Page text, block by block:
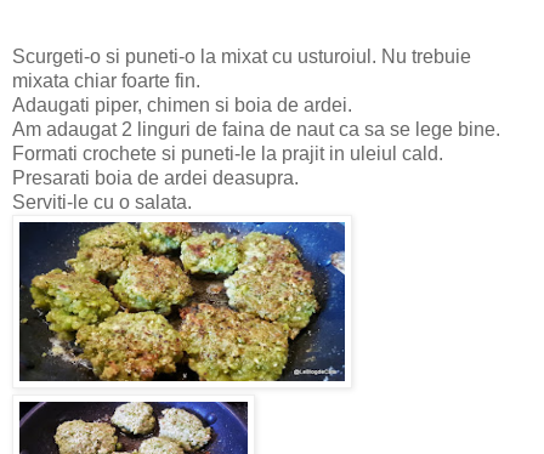
Scurgeti-o si puneti-o la mixat cu usturoiul. Nu trebuie
mixata chiar foarte fin.
Adaugati piper, chimen si boia de ardei.
Am adaugat 2 linguri de faina de naut ca sa se lege bine.
Formati crochete si puneti-le la prajit in uleiul cald.
Presarati boia de ardei deasupra.
Serviti-le cu o salata.